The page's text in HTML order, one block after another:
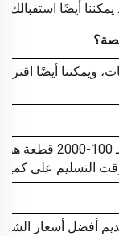
أيضًا استقبالك
ويمكننا أيضًا